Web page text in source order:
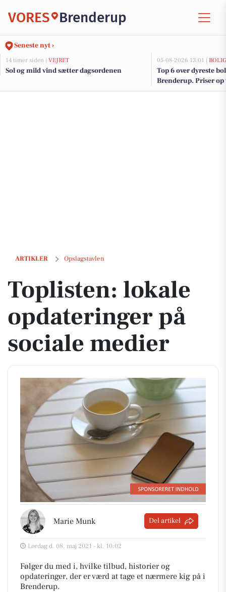
VORES Brenderup
Seneste nyt ›
14 timer siden | VEJRET
Sol og mild vind sætter dagsordenen
05-08-2026 13:01 |
Top 6 over dyreste
Brenderup. Priser
ARTIKLER Opslagstavlen
Toplisten: lokale opdateringer på sociale medier
Toplisten: lokale
opdateringer på
sociale medier
Marie Munk Del artikel
Lørdag d. 08. maj 2021 - kl. 10:02
Følger du med i, hvilke tilbud, historier og
opdateringer, der er værd at tage et nærmere kig på i
Brenderup.